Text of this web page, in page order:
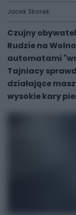
Jacek Skorek
Czujny
Rudzie na
automatami
Tajniacy
działające
wysokie kary